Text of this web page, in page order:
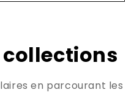
collections
en parcourant les